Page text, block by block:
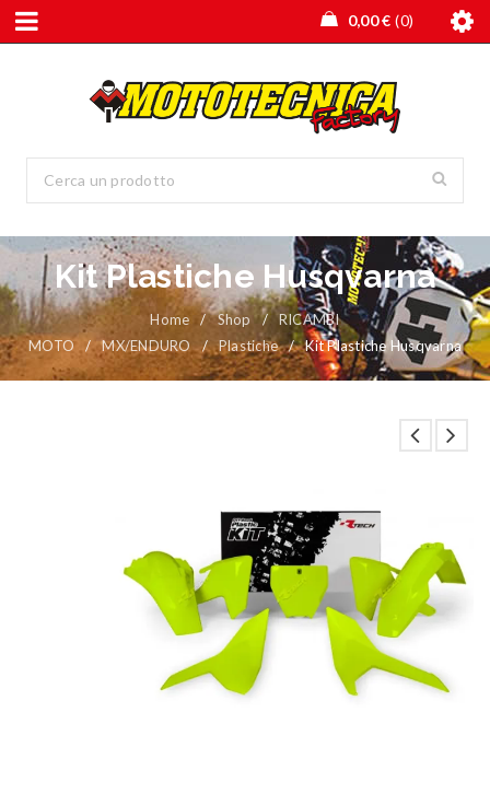
0,00€ 0
Kit Plastiche Husqvarna
Home / Shop /
RICAMBI
MOTO
/ MX/ENDURO / Plastiche / Kit Plastiche Husqvarna